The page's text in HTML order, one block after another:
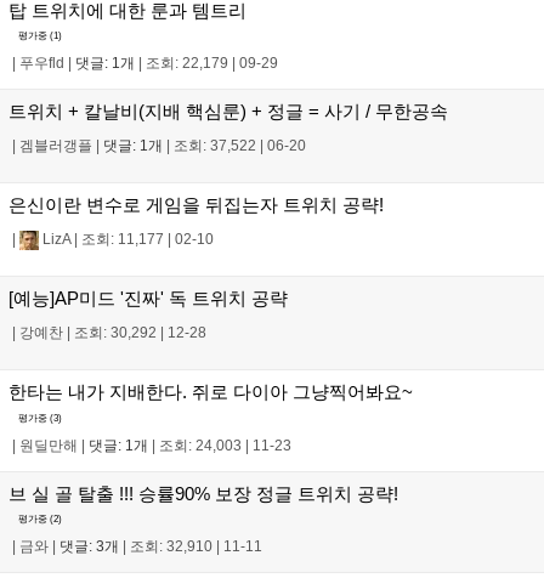
탑 트위치에 대한 룬과 템트리
평가중 (1)
푸우fld 댓글: 1개 조회: 22,179 09-29
트위치 + 칼날비(지배 핵심룬) + 정글 = 사기 / 무한공속
겜블러갱플 댓글: 1개 조회: 37,522 06-20
은신이란 변수로 게임을 뒤집는자 트위치 공략!
LizA| 조회: 11,177 02-10
[예능]AP미드 '진짜' 독 트위치 공략
강예찬 조회: 30,292 12-28
한타는 내가 지배한다. 쥐로 다이아 그냥찍어봐요~
평가중 (3)
| 원딜만해 | 댓글: 1개 | 조회: 24,003 | 11-23
브 실 골 탈출 !!! 승률90% 보장 정글 트위치 공략!
평가중 (2)
금와 댓글: 3개 조회: 32,910 11-11